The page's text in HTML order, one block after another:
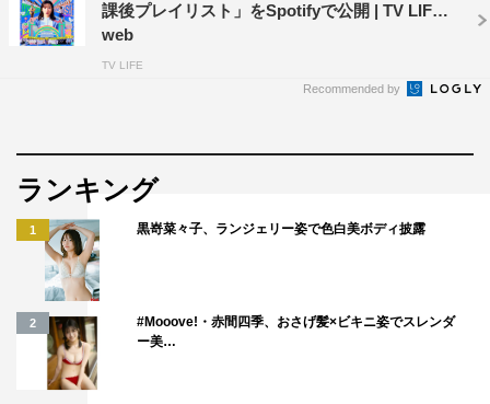
課後プレイリスト」をSpotifyで公開 | TV LIFE
web
TV LIFE
Recommended by
ランキング
1 黒嵜菜々子、ランジェリー姿で色白美ボディ披露
2
#Mooove!・赤間四季、おさげ髪×ビキニ姿でスレンダ
ー美…